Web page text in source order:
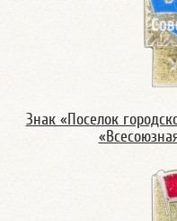
Знак «Поселок